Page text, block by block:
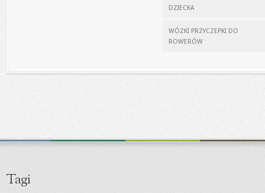
DZIECKA
WÓZKI PRZYCZEPKI DO
ROWERÓW
Tagi